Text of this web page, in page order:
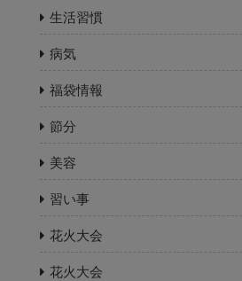
生活習慣
病気
福袋情報
節分
美容
習い事
花火大会
花火大会